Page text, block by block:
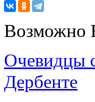
Возможно
Очевидцы
Дербенте